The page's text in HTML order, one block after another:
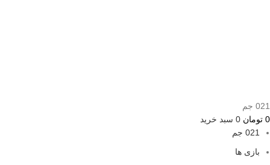
021 جم
0 تومان 0 سبد خرید
021 جم
بازی ها